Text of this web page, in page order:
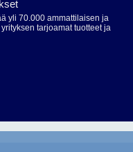
yli 70.000 ammattilaisen ja
tarjoamat tuotteet ja